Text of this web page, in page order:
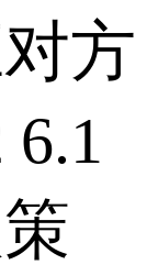
方
6.1